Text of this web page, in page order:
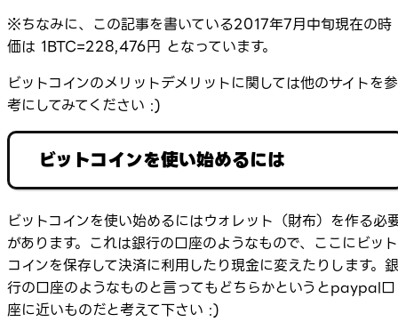
※ちなみに、この記事を書いている2017年7月中旬現在の時
価は 1BTC=228,476円 となっています。
ビットコインのメリットデメリットに関しては他のサイトを参
考にしてみてください :)
ビットコインを使い始めるには
ビットコインを使い始めるにはウォレット（財布）を作る必
があります。これは銀行の口座のようなもので、ここにビット
コインを保存して決済に利用したり現金に変えたりします。銀
行の口座のようなものと言ってもどちらかというとpaypal口
座に近いものだと考えて下さい :)